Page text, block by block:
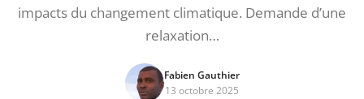
impacts du changement climatique. Demande d’une
relaxation…
Fabien Gauthier
13 octobre 2025